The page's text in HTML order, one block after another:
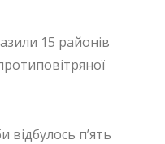
15 районів
відбулось п’ять